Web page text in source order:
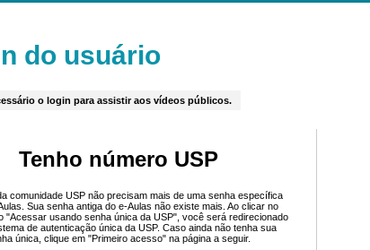
do usuário
o login para assistir aos vídeos públicos.
Tenho número USP
comunidade USP não precisam mais de uma senha específica
Sua senha antiga do e-Aulas não existe mais. Ao clicar no
"Acessar usando senha única da USP", você será redirecionado
de autenticação única da USP. Caso ainda não tenha sua
única, clique em "Primeiro acesso" na página a seguir.